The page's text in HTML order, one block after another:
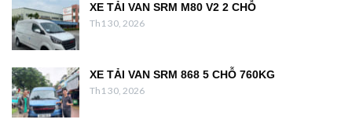
XE TẢI VAN SRM M80 V2 2 CHỖ
Th1 30, 2026
XE TẢI VAN SRM 868 5 CHỖ 760KG
Th1 30, 2026